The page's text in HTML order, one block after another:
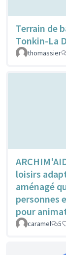
Terrain de
Tonkin-La
thomassier
loisirs
aménagé
personnes
pour
caramel 5